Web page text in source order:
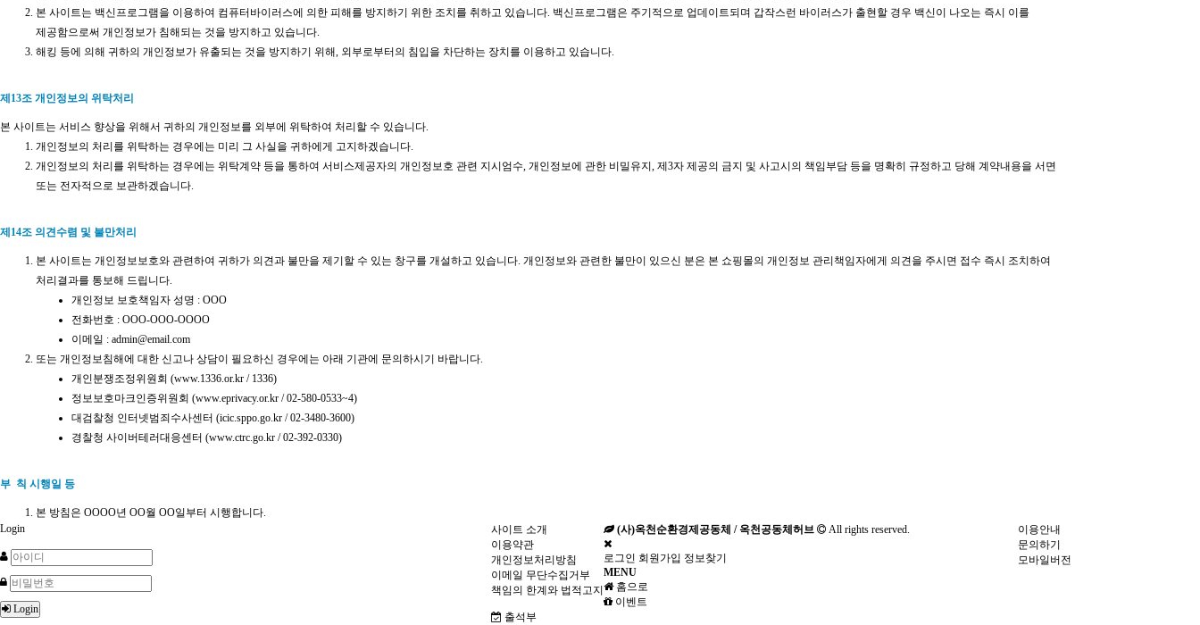
본 사이트는 백신프로그램을 이용하여 컴퓨터바이러스에 의한 피해를 방지하기 위한 조치를 취하고 있습니다. 백신프로그램은 주기적으로 업데이트되며 갑작스런 바이러스가 출현할 경우 백신이 나오는 즉시 이를
제공함으로써 개인정보가 침해되는 것을 방지하고 있습니다.
해킹 등에 의해 귀하의 개인정보가 유출되는 것을 방지하기 위해, 외부로부터의 침입을 차단하는 장치를 이용하고 있습니다.
제13조 개인정보의 위탁처리
본 사이트는 서비스 향상을 위해서 귀하의 개인정보를 외부에 위탁하여 처리할 수 있습니다.
개인정보의 처리를 위탁하는 경우에는 미리 그 사실을 귀하에게 고지하겠습니다.
개인정보의 처리를 위탁하는 경우에는 위탁계약 등을 통하여 서비스제공자의 개인정보호 관련 지시엄수, 개인정보에 관한 비밀유지, 제3자 제공의 금지 및 사고시의 책임부담 등을 명확히 규정하고 당해 계약내용을 서면
또는 전자적으로 보관하겠습니다.
제14조 의견수렴 및 불만처리
본 사이트는 개인정보보호와 관련하여 귀하가 의견과 불만을 제기할 수 있는 창구를 개설하고 있습니다. 개인정보와 관련한 불만이 있으신 분은 본 쇼핑몰의 개인정보 관리책임자에게 의견을 주시면 접수 즉시 조치하여
처리결과를 통보해 드립니다.
개인정보 보호책임자 성명 : OOO
전화번호 : OOO-OOO-OOOO
이메일 : admin@email.com
또는 개인정보침해에 대한 신고나 상담이 필요하신 경우에는 아래 기관에 문의하시기 바랍니다.
개인분쟁조정위원회 (www.1336.or.kr / 1336)
정보보호마크인증위원회 (www.eprivacy.or.kr / 02-580-0533~4)
대검찰청 인터넷범죄수사센터 (icic.sppo.go.kr / 02-3480-3600)
경찰청 사이버테러대응센터 (www.ctrc.go.kr / 02-392-0330)
부 칙 시행일 등
본 방침은 OOOO년 OO월 OO일부터 시행합니다.
Login
Login
사이트 소개
이용약관
개인정보처리방침
이메일 무단수집거부
책임의 한계와 법적고지
이용안내
문의하기
모바일버전
(사)옥천순환경제공동체 / 옥천공동체허브 All rights reserved.
로그인 회원가입 정보찾기
MENU
홈으로
이벤트
출석부